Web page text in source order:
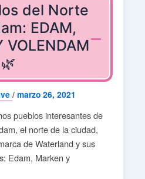
del Norte
EDAM,
VOLENDAM
🌿
/ marzo 26, 2021
pueblos interesantes de
el norte de la ciudad,
de Waterland y sus
Edam, Marken y